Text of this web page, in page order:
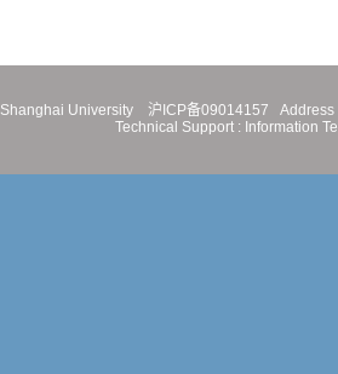
Shanghai University 沪ICP备09014157
Address
Technical Support : Information